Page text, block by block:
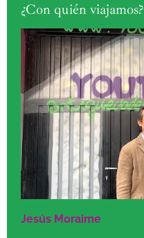
¿Con quién viajamos?
Jesús Moraime